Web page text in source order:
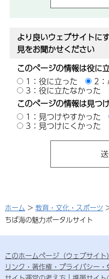
より良いウェブサイトに
見をお聞かせください
このページの情報は役に
1：役に立った
2：
3：役に立たなかった
このページの情報は見つ
1：見つけやすかった
3：見つけにくかった
ホーム > 教育・文化・スポーツ
ちば海の魅力ポータルサイト
このホームページ（ウェブサイト
リンク・著作権・プライバシー